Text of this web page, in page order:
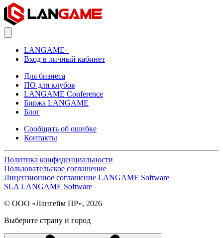
LANGAME+
Вход в личный кабинет
Для бизнеса
ПО для клубов
LANGAME Conference
Биржа LANGAME
Блог
Сообщить об ошибке
Контакты
Политика конфиденциальности
Пользовательское соглашение
Лицензионное соглашение LANGAME Software
SLA LANGAME Software
© ООО «Лангейм ПР», 2026
Выберите страну и город